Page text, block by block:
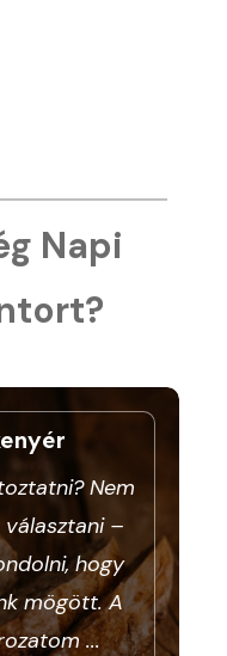
Napi
Nem
–
hogy
mögött. A
...